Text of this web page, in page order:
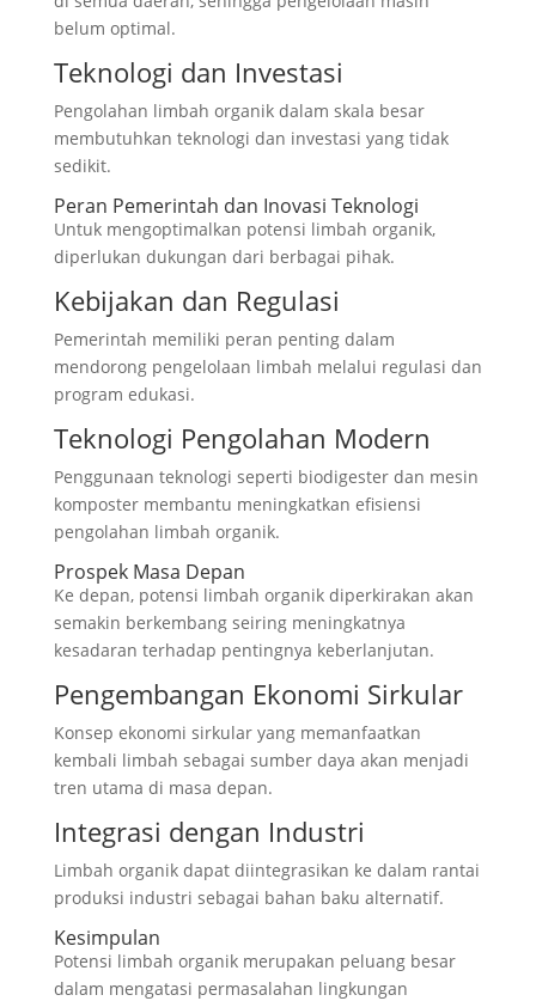
belum optimal.
Teknologi dan Investasi
Pengolahan limbah organik dalam skala besar
membutuhkan teknologi dan investasi yang tidak
sedikit.
Peran Pemerintah dan Inovasi Teknologi
Untuk mengoptimalkan potensi limbah organik,
diperlukan dukungan dari berbagai pihak.
Kebijakan dan Regulasi
Pemerintah memiliki peran penting dalam
mendorong pengelolaan limbah melalui regulasi dan
program edukasi.
Teknologi Pengolahan Modern
Penggunaan teknologi seperti biodigester dan mesin
komposter membantu meningkatkan efisiensi
pengolahan limbah organik.
Prospek Masa Depan
Ke depan, potensi limbah organik diperkirakan akan
semakin berkembang seiring meningkatnya
kesadaran terhadap pentingnya keberlanjutan.
Pengembangan Ekonomi Sirkular
Konsep ekonomi sirkular yang memanfaatkan
kembali limbah sebagai sumber daya akan menjadi
tren utama di masa depan.
Integrasi dengan Industri
Limbah organik dapat diintegrasikan ke dalam rantai
produksi industri sebagai bahan baku alternatif.
Kesimpulan
Potensi limbah organik merupakan peluang besar
dalam mengatasi permasalahan lingkungan